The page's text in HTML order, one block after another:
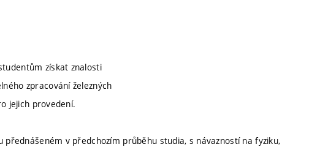
získat znalosti
zpracování železných
jejich provedení.
v předchozím průběhu studia, s návazností na fyziku,